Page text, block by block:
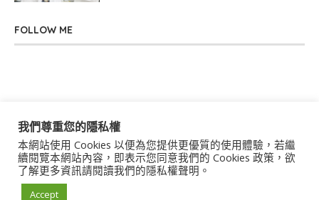
FOLLOW ME
關於我們 聯絡我們 服務條款 隱私權政策
著作權聲明 作者群
我們尊重您的隱私權
本網站使用 Cookies 以便為您提供更優質的使用體驗，若繼
續閱覽本網站內容，即表示您同意我們的 Cookies 政策，欲
了解更多資訊請閱讀我們的隱私權聲明。
Accept